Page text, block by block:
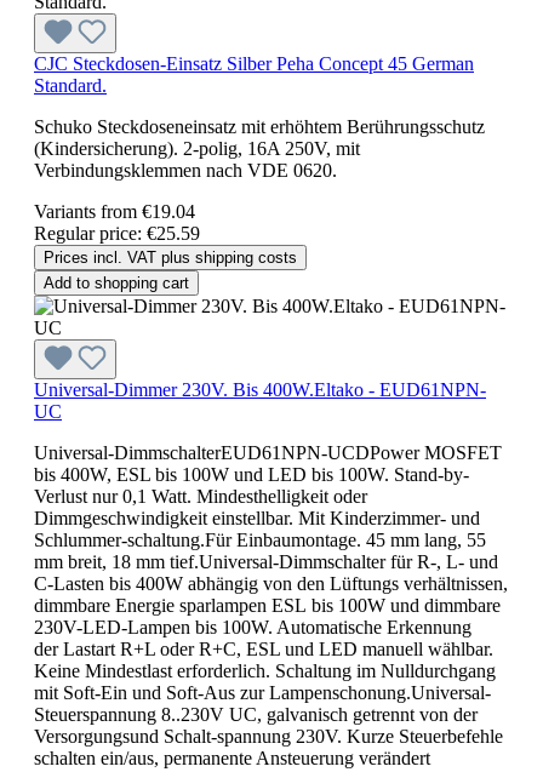
CJC Steckdosen-Einsatz Silber Peha Concept 45 German
Standard.
Schuko Steckdoseneinsatz mit erhöhtem Berührungsschutz
(Kindersicherung). 2-polig, 16A 250V, mit
Verbindungsklemmen nach VDE 0620.
Variants from €19.04
Regular price: €25.59
Prices incl. VAT plus shipping costs
Add to shopping cart
Universal-Dimmer 230V. Bis 400W.Eltako - EUD61NPN-
UC
Universal-DimmschalterEUD61NPN-UCDPower MOSFET
bis 400W, ESL bis 100W und LED bis 100W. Stand-by-
Verlust nur 0,1 Watt. Mindesthelligkeit oder
Dimmgeschwindigkeit einstellbar. Mit Kinderzimmer- und
Schlummer-schaltung.Für Einbaumontage. 45 mm lang, 55
mm breit, 18 mm tief.Universal-Dimmschalter für R-, L- und
C-Lasten bis 400W abhängig von den Lüftungs verhältnissen,
dimmbare Energie sparlampen ESL bis 100W und dimmbare
230V-LED-Lampen bis 100W. Automatische Erkennung
der Lastart R+L oder R+C, ESL und LED manuell wählbar.
Keine Mindestlast erforderlich. Schaltung im Nulldurchgang
mit Soft-Ein und Soft-Aus zur Lampenschonung.Universal-
Steuerspannung 8..230V UC, galvanisch getrennt von der
Versorgungsund Schalt-spannung 230V. Kurze Steuerbefehle
schalten ein/aus, permanente Ansteuerung verändert